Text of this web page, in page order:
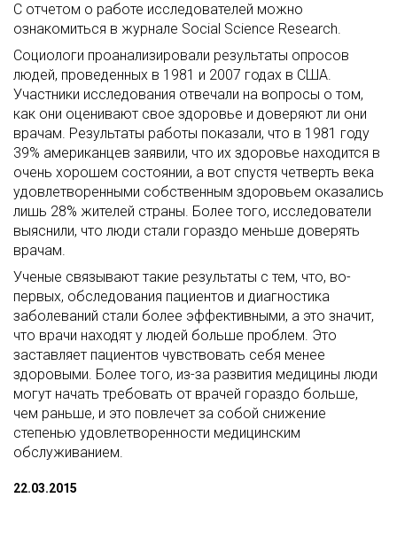
С отчетом о работе исследователей можно
ознакомиться в журнале Social Science Research.
Социологи проанализировали результаты опросов
людей, проведенных в 1981 и 2007 годах в США.
Участники исследования отвечали на вопросы о том,
как они оценивают свое здоровье и доверяют ли они
врачам. Результаты работы показали, что в 1981 году
39% американцев заявили, что их здоровье находится в
очень хорошем состоянии, а вот спустя четверть века
удовлетворенными собственным здоровьем оказались
лишь 28% жителей страны. Более того, исследователи
выяснили, что люди стали гораздо меньше доверять
врачам.
Ученые связывают такие результаты с тем, что, во-
первых, обследования пациентов и диагностика
заболеваний стали более эффективными, а это значит,
что врачи находят у людей больше проблем. Это
заставляет пациентов чувствовать себя менее
здоровыми. Более того, из-за развития медицины люди
могут начать требовать от врачей гораздо больше,
чем раньше, и это повлечет за собой снижение
степенью удовлетворенности медицинским
обслуживанием.
22.03.2015